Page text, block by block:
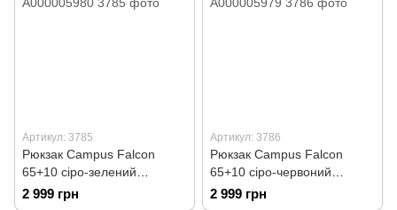
Артикул: 3785
Рюкзак Campus Falcon
65+10 сіро-зелений
А000005980
2 999 грн
Артикул: 3786
Рюкзак Campus Falcon
65+10 сіро-червоний
А000005979
2 999 грн